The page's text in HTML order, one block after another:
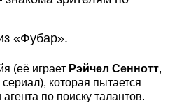
«Фубар».
(её играет Рэйчел Сеннотт,
которая пытается
по поиску талантов.